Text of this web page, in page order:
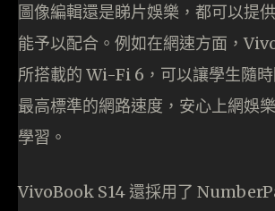
圖像編輯還是睇片娛樂，都可以提
能予以配合。例如在網速方面，
所搭載的 Wi-Fi 6，可以讓學生隨
最高標準的網路速度，安心上網娛
學習。
VivoBook S14 還採用了